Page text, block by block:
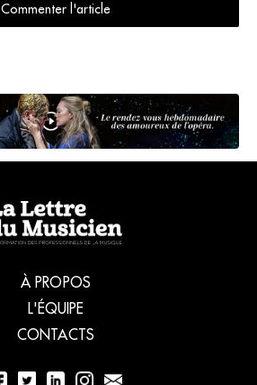
Commenter l'article
À PROPOS
L'ÉQUIPE
CONTACTS